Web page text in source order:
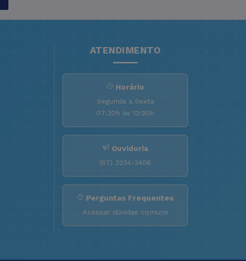
ATENDIMENTO
Horário
Segunda a Sexta
07:30h às 13:30h
Ouvidoria
(67) 3234-3406
Perguntas Frequentes
Acessar dúvidas comuns